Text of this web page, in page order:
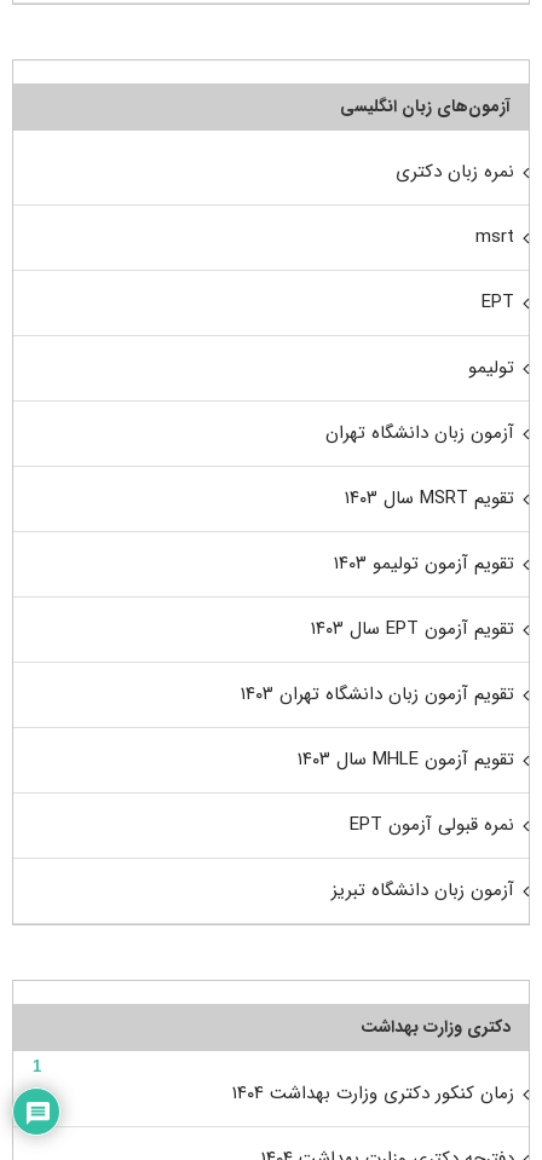
آزمون‌های زبان انگلیسی
نمره زبان دکتری
msrt
EPT
تولیمو
آزمون زبان دانشگاه تهران
تقویم MSRT سال ۱۴۰۳
تقویم آزمون تولیمو ۱۴۰۳
تقویم آزمون EPT سال ۱۴۰۳
تقویم آزمون زبان دانشگاه تهران ۱۴۰۳
تقویم آزمون MHLE سال ۱۴۰۳
نمره قبولی آزمون EPT
آزمون زبان دانشگاه تبریز
دکتری وزارت بهداشت
زمان کنکور دکتری وزارت بهداشت ۱۴۰۴
1